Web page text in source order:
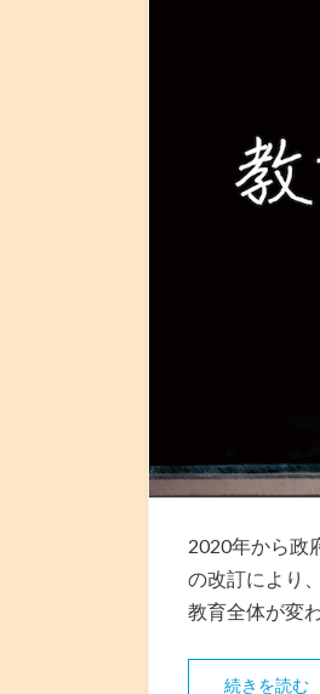
2020年から政
の改訂により
教育全体が変
続きを読む